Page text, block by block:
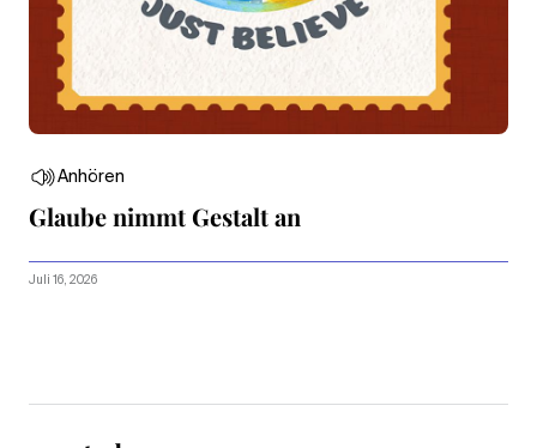
Anhören
Glaube nimmt Gestalt an
Juli 16, 2026